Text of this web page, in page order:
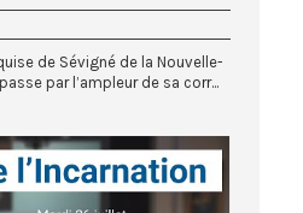
de Sévigné de la Nouvelle-
par l’ampleur de sa corr...